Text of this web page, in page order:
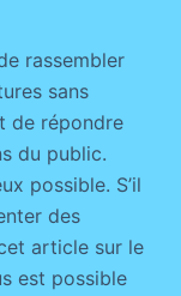
rassembler
sans
de répondre
du public.
possible. S’il
des
article sur le
est possible